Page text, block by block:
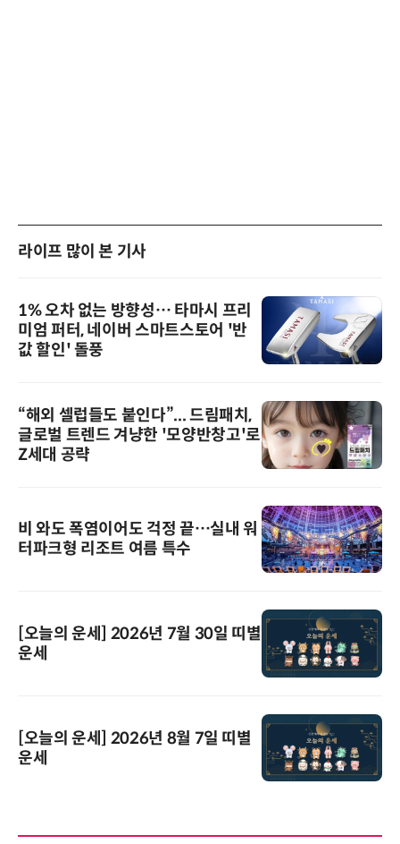
라이프 많이 본 기사
1% 오차 없는 방향성… 타마시 프리
미엄 퍼터, 네이버 스마트스토어 '반
값 할인' 돌풍
“해외 셀럽들도 붙인다”... 드림패치,
글로벌 트렌드 겨냥한 '모양반창고'로
Z세대 공략
비 와도 폭염이어도 걱정 끝…실내 워
터파크형 리조트 여름 특수
[오늘의 운세] 2026년 7월 30일 띠별
운세
[오늘의 운세] 2026년 8월 7일 띠별
운세